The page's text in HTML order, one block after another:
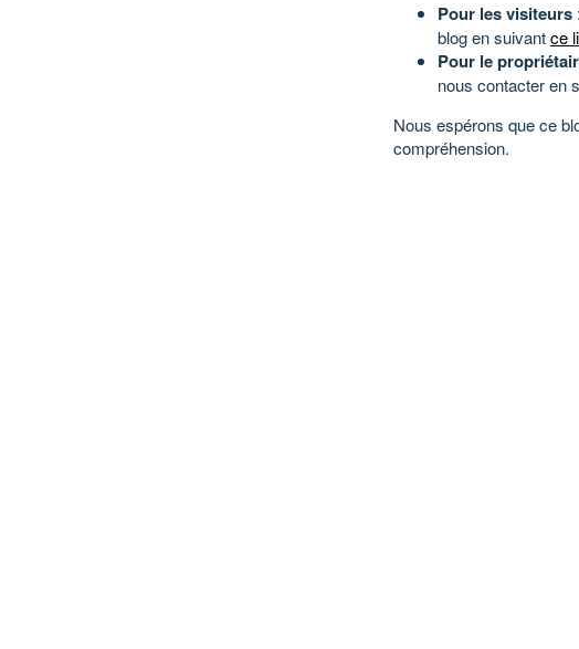
Pour les visiteurs
blog en suivantce
Pour le
nous contacter en
Nous espérons que ce
compréhension.